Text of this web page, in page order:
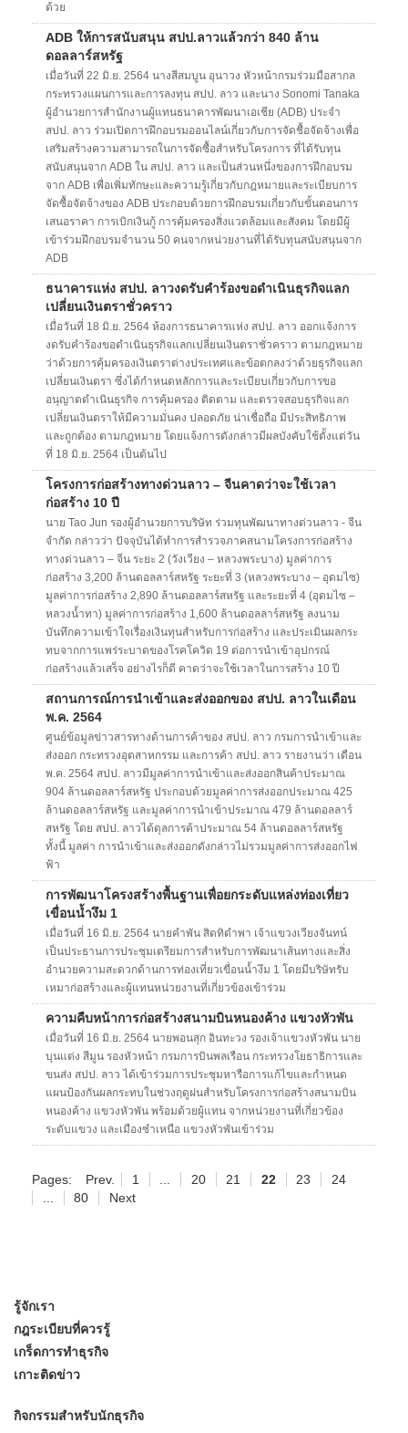
ด้วย
ADB ให้การสนับสนุน สปป.ลาวแล้วกว่า 840 ล้าน
ดอลลาร์สหรัฐ
เมื่อวันที่ 22 มิ.ย. 2564 นางสีสมบูน อุนาวง หัวหน้ากรมร่วมมือสากล
กระทรวงแผนการและการลงทุน สปป. ลาว และนาง Sonomi Tanaka
ผู้อํานวยการสํานักงานผู้แทนธนาคารพัฒนาเอเชีย (ADB) ประจํา
สปป. ลาว ร่วมเปิดการฝึกอบรมออนไลน์เกี่ยวกับการจัดชื้อจัดจ้างเพื่อ
เสริมสร้างความสามารถในการจัดซื้อสำหรับโครงการ ที่ได้รับทุน
สนับสนุนจาก ADB ใน สปป. ลาว และเป็นส่วนหนึ่งของการฝึกอบรม
จาก ADB เพื่อเพิ่มทักษะและความรู้เกี่ยวกับกฎหมายและระเบียบการ
จัดซื้อจัดจ้างของ ADB ประกอบด้วยการฝึกอบรมเกี่ยวกับขั้นตอนการ
เสนอราคา การเบิกเงินกู้ การคุ้มครองสิ่งแวดล้อมและสังคม โดยมีผู้
เข้าร่วมฝึกอบรมจำนวน 50 คนจากหน่วยงานที่ได้รับทุนสนับสนุนจาก
ADB
ธนาคารแห่ง สปป. ลาวงดรับคำร้องขอดำเนินธุรกิจแลก
เปลี่ยนเงินตราชั่วคราว
เมื่อวันที่ 18 มิ.ย. 2564 ห้องการธนาคารแห่ง สปป. ลาว ออกแจ้งการ
งดรับคำร้องขอดำเนินธุรกิจแลกเปลี่ยนเงินตราชั่วคราว ตามกฎหมาย
ว่าด้วยการคุ้มครองเงินตราต่างประเทศและข้อตกลงว่าด้วยธุรกิจแลก
เปลี่ยนเงินตรา ซึ่งได้กำหนดหลักการและระเบียบเกี่ยวกับการขอ
อนุญาตดำเนินธุรกิจ การคุ้มครอง ติดตาม และตรวจสอบธุรกิจแลก
เปลี่ยนเงินตราให้มีความมั่นคง ปลอดภัย น่าเชื่อถือ มีประสิทธิภาพ
และถูกต้อง ตามกฎหมาย โดยแจ้งการดังกล่าวมีผลบังคับใช้ตั้งแต่วัน
ที่ 18 มิ.ย. 2564 เป็นต้นไป
โครงการก่อสร้างทางด่วนลาว – จีนคาดว่าจะใช้เวลา
ก่อสร้าง 10 ปี
นาย Tao Jun รองผู้อำนวยการบริษัท ร่วมทุนพัฒนาทางด่วนลาว - จีน
จำกัด กล่าวว่า ปัจจุบันได้ทำการสำรวจภาคสนามโครงการก่อสร้าง
ทางด่วนลาว – จีน ระยะ 2 (วังเวียง – หลวงพระบาง) มูลค่าการ
ก่อสร้าง 3,200 ล้านดอลลาร์สหรัฐ ระยะที่ 3 (หลวงพระบาง – อุดมไซ)
มูลค่าการก่อสร้าง 2,890 ล้านดอลลาร์สหรัฐ และระยะที่ 4 (อุดมไซ –
หลวงน้ำทา) มูลค่าการก่อสร้าง 1,600 ล้านดอลลาร์สหรัฐ ลงนาม
บันทึกความเข้าใจเรื่องเงินทุนสำหรับการก่อสร้าง และประเมินผลกระ
ทบจากการแพร่ระบาดของโรคโควิด 19 ต่อการนำเข้าอุปกรณ์
ก่อสร้างแล้วเสร็จ อย่างไรก็ดี คาดว่าจะใช้เวลาในการสร้าง 10 ปี
สถานการณ์การนำเข้าและส่งออกของ สปป. ลาวในเดือน
พ.ค. 2564
ศูนย์ข้อมูลข่าวสารทางด้านการค้าของ สปป. ลาว กรมการนำเข้าและ
ส่งออก กระทรวงอุตสาหกรรม และการค้า สปป. ลาว รายงานว่า เดือน
พ.ค. 2564 สปป. ลาวมีมูลค่าการนำเข้าและส่งออกสินค้าประมาณ
904 ล้านดอลลาร์สหรัฐ ประกอบด้วยมูลค่าการส่งออกประมาณ 425
ล้านดอลลาร์สหรัฐ และมูลค่าการนำเข้าประมาณ 479 ล้านดอลลาร์
สหรัฐ โดย สปป. ลาวได้ดุลการค้าประมาณ 54 ล้านดอลลาร์สหรัฐ
ทั้งนี้ มูลค่า การนำเข้าและส่งออกดังกล่าวไม่รวมมูลค่าการส่งออกไฟ
ฟ้า
การพัฒนาโครงสร้างพื้นฐานเพื่อยกระดับแหล่งท่องเที่ยว
เขื่อนน้ำงึม 1
เมื่อวันที่ 16 มิ.ย. 2564 นายคำพัน สิดทิดำพา เจ้าแขวงเวียงจันทน์
เป็นประธานการประชุมเตรียมการสำหรับการพัฒนาเส้นทางและสิ่ง
อำนวยความสะดวกด้านการท่องเที่ยวเขื่อนน้ำงึม 1 โดยมีบริษัทรับ
เหมาก่อสร้างและผู้แทนหน่วยงานที่เกี่ยวข้องเข้าร่วม
ความคืบหน้าการก่อสร้างสนามบินหนองค้าง แขวงหัวพัน
เมื่อวันที่ 16 มิ.ย. 2564 นายพอนสุก อินทะวง รองเจ้าแขวงหัวพัน นาย
บุนแต่ง สีมูน รองหัวหน้า กรมการบินพลเรือน กระทรวงโยธาธิการและ
ขนส่ง สปป. ลาว ได้เข้าร่วมการประชุมหารือการแก้ไขและกำหนด
แผนป้องกันผลกระทบในช่วงฤดูฝนสำหรับโครงการก่อสร้างสนามบิน
หนองค้าง แขวงหัวพัน พร้อมด้วยผู้แทน จากหน่วยงานที่เกี่ยวข้อง
ระดับแขวง และเมืองซำเหนือ แขวงหัวพันเข้าร่วม
Pages: Prev. 1 20 21 22 23
24
80 Next
รู้จักเรา
กฎระเบียบที่ควรรู้
เกร็ดการทำธุรกิจ
เกาะติดข่าว
กิจกรรมสำหรับนักธุรกิจ